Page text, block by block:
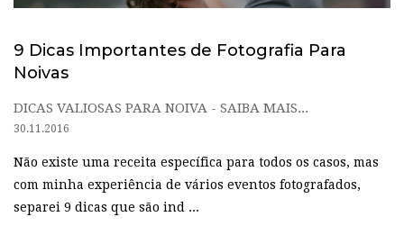
9 Dicas Importantes de Fotografia Para
Noivas
DICAS VALIOSAS PARA NOIVA - SAIBA MAIS...
30.11.2016
Não existe uma receita específica para todos os casos, mas
com minha experiência de vários eventos fotografados,
separei 9 dicas que são ind ...